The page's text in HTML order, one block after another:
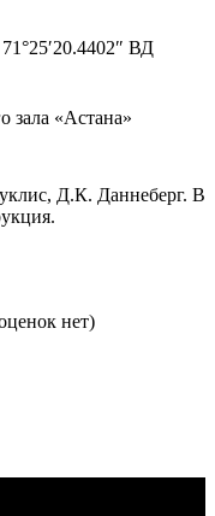
ВД
зала «Астана»
Д.К. Даннеберг. В
нет)